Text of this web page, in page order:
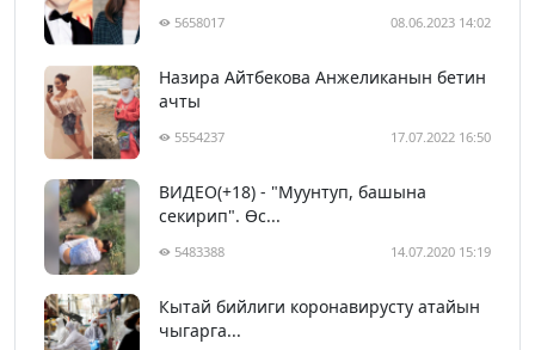
5658017 08.06.2023 14:02
Назира Айтбекова Анжеликанын бетин
ачты
5554237 17.07.2022 16:50
ВИДЕО(+18) - "Муунтуп, башына
секирип". Өс...
5483388 14.07.2020 15:19
Кытай бийлиги коронавирусту атайын
чыгарга...